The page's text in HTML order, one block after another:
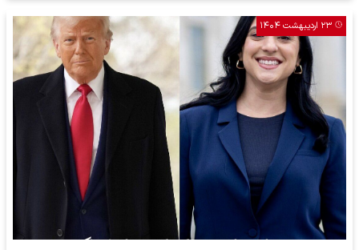
۲۳ اردیبهشت ۱۴۰۴